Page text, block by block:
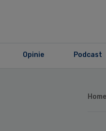
Opinie Podcast
Home